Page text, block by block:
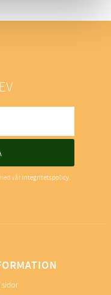
vår integritetspolicy.
sidor